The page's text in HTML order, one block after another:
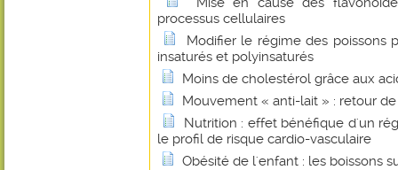
processus cellulaires
Modifier le régime des poissons
insaturés et polyinsaturés
Moins de cholestérol grâce aux
Mouvement « anti-lait » : retour
Nutrition : effet bénéfique d'un
le profil de risque cardio-vasculaire
Obésité de l'enfant : les boissons